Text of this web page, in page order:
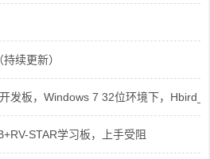
续更新）
开发板，Windows 7 32位环境下，
STAR学习板，上手受阻